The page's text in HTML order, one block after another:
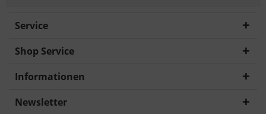
Service
Shop Service
Informationen
Newsletter